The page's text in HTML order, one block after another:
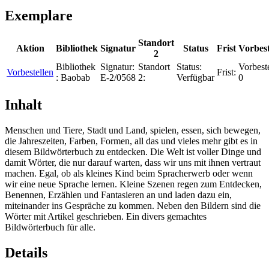
Exemplare
Aktion Bibliothek Signatur
Standort
2
Status Frist
Vorbestellen
Bibliothek
: Baobab
Signatur:
E-2/0568
Standort
2:
Status:
Verfügbar
Frist:
0
Inhalt
Menschen und Tiere, Stadt und Land, spielen, essen, sich bewegen,
die Jahreszeiten, Farben, Formen, all das und vieles mehr gibt es in
diesem Bildwörterbuch zu entdecken. Die Welt ist voller Dinge und
damit Wörter, die nur darauf warten, dass wir uns mit ihnen vertraut
machen. Egal, ob als kleines Kind beim Spracherwerb oder wenn
wir eine neue Sprache lernen. Kleine Szenen regen zum Entdecken,
Benennen, Erzählen und Fantasieren an und laden dazu ein,
miteinander ins Gespräche zu kommen. Neben den Bildern sind die
Wörter mit Artikel geschrieben. Ein divers gemachtes
Bildwörterbuch für alle.
Details